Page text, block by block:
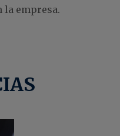
la empresa.